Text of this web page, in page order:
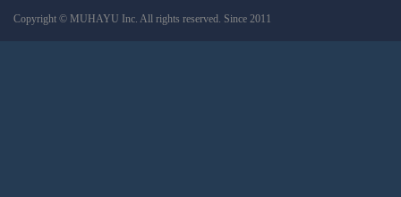
Copyright © MUHAYU Inc. All rights reserved. Since 2011